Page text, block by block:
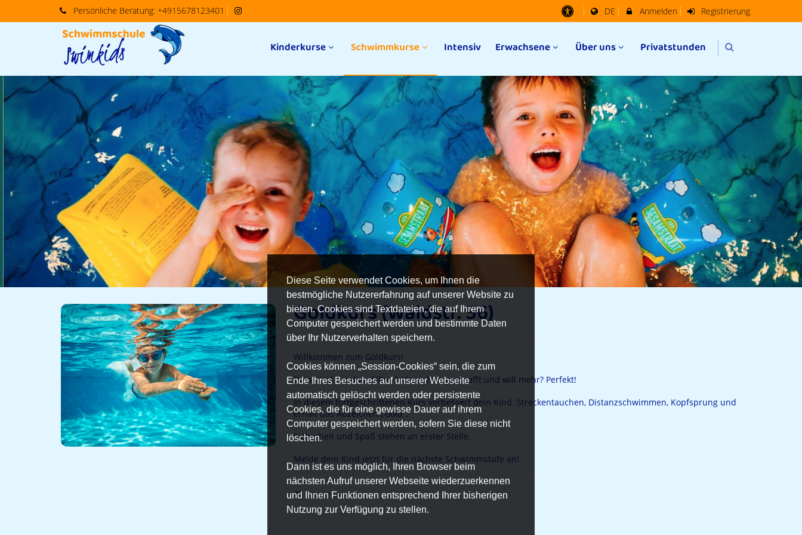
Diese Seite verwendet Cookies, um Ihnen die
bestmögliche Nutzererfahrung auf unserer Website zu
bieten. Cookies sind Textdateien, die auf Ihrem
Computer gespeichert werden und bestimmte Daten
über Ihr Nutzerverhalten speichern.
Cookies können „Session-Cookies“ sein, die zum
Ende Ihres Besuches auf unserer Webseite
automatisch gelöscht werden oder persistente
Cookies, die für eine gewisse Dauer auf ihrem
Computer gespeichert werden, sofern Sie diese nicht
löschen.
Dann ist es uns möglich, Ihren Browser beim
nächsten Aufruf unserer Webseite wiederzuerkennen
und Ihnen Funktionen entsprechend Ihrer bisherigen
Nutzung zur Verfügung zu stellen.
Persönliche Beratung: +4915678123401 DE Anmelden Registrierung
Kinderkurse Schwimmkurse Intensiv Erwachsene Über uns Privatstunden
Goldkurs (Waldstr. 56)
Willkommen zum Goldkurs!
Dein Kind hat das „Silber" Abzeichen geschafft und will mehr? Perfekt!
In diesem fortgeschrittenen Kurs verbessert dein Kind Streckentauchen, Distanzschwimmen, Kopfsprung und
erhält das Abzeichen „Gold“.
Sicherheit und Spaß stehen an erster Stelle.
Melde dein Kind jetzt für die nächste Schwimmstufe an!
2 Kurstermine